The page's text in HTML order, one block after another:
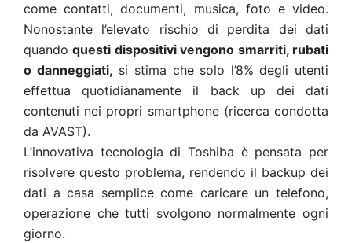
come contatti, documenti, musica, foto e video.
Nonostante l’elevato rischio di perdita dei dati
quandoquesti dispositivi vengono smarriti, rubati
o danneggiati, si stima che solo l’8% degli utenti
effettua quotidianamente il back up dei dati
contenuti nei propri smartphone (ricerca condotta
da AVAST).
L’innovativa tecnologia di Toshiba è pensata per
risolvere questo problema, rendendo il backup dei
dati a casa semplice come caricare un telefono,
operazione che tutti svolgono normalmente ogni
giorno.